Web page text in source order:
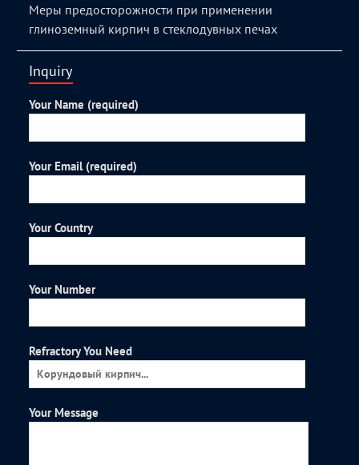
Меры предосторожности при применении
глиноземный кирпич в стеклодувных печах
Inquiry
Your Name (required)
Your Email (required)
Your Country
Your Number
Refractory You Need
Your Message